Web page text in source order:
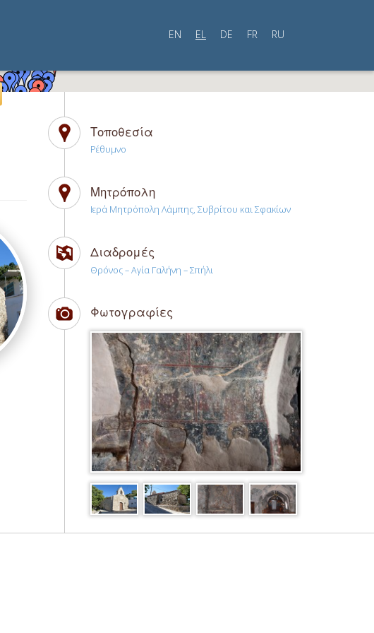
EN EL DE FR RU
Τοποθεσία
Ρέθυμνο
Μητρόπολη
Ιερά Μητρόπολη Λάμπης, Συβρίτου και Σφακίων
Διαδρομές
Θρόνος – Αγία Γαλήνη – Σπήλι
Φωτογραφίες